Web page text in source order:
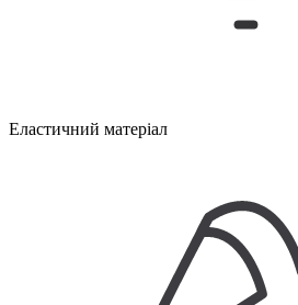
Еластичний матеріал